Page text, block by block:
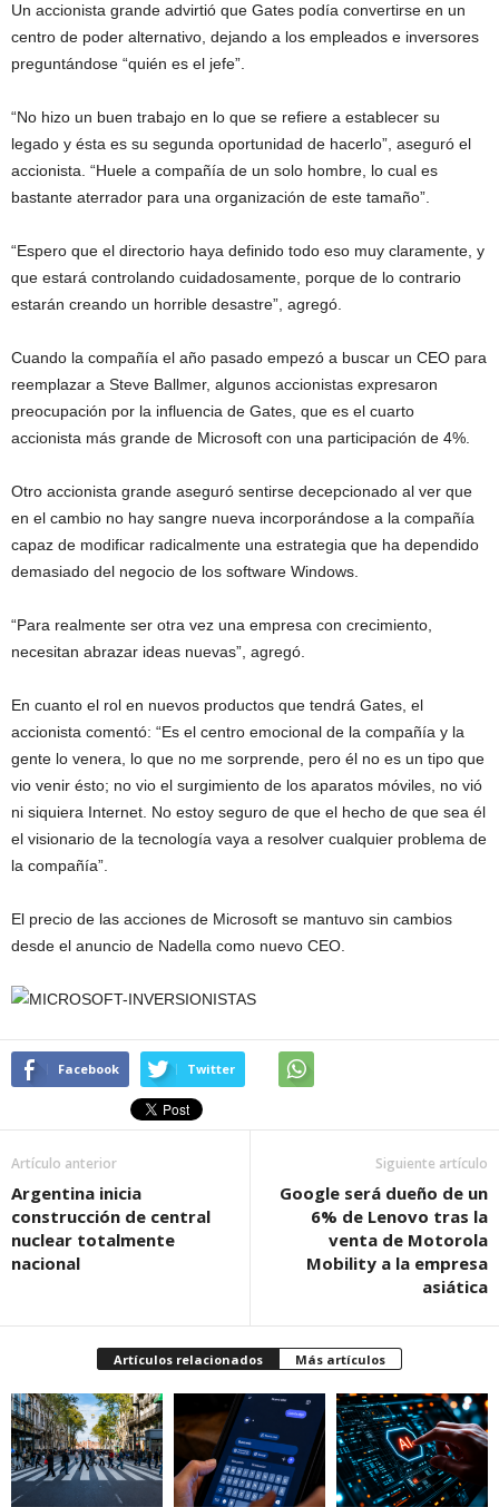
Un accionista grande advirtió que Gates podía convertirse en un
centro de poder alternativo, dejando a los empleados e inversores
preguntándose “quién es el jefe”.
“No hizo un buen trabajo en lo que se refiere a establecer su
legado y ésta es su segunda oportunidad de hacerlo”, aseguró el
accionista. “Huele a compañía de un solo hombre, lo cual es
bastante aterrador para una organización de este tamaño”.
“Espero que el directorio haya definido todo eso muy claramente, y
que estará controlando cuidadosamente, porque de lo contrario
estarán creando un horrible desastre”, agregó.
Cuando la compañía el año pasado empezó a buscar un CEO para
reemplazar a Steve Ballmer, algunos accionistas expresaron
preocupación por la influencia de Gates, que es el cuarto
accionista más grande de Microsoft con una participación de 4%.
Otro accionista grande aseguró sentirse decepcionado al ver que
en el cambio no hay sangre nueva incorporándose a la compañía
capaz de modificar radicalmente una estrategia que ha dependido
demasiado del negocio de los software Windows.
“Para realmente ser otra vez una empresa con crecimiento,
necesitan abrazar ideas nuevas”, agregó.
En cuanto el rol en nuevos productos que tendrá Gates, el
accionista comentó: “Es el centro emocional de la compañía y la
gente lo venera, lo que no me sorprende, pero él no es un tipo que
vio venir ésto; no vio el surgimiento de los aparatos móviles, no vió
ni siquiera Internet. No estoy seguro de que el hecho de que sea él
el visionario de la tecnología vaya a resolver cualquier problema de
la compañía”.
El precio de las acciones de Microsoft se mantuvo sin cambios
desde el anuncio de Nadella como nuevo CEO.
Facebook Twitter
Artículo anterior
Argentina inicia
construcción de central
nuclear totalmente
nacional
Siguiente artículo
Google será dueño de un
6% de Lenovo tras la
venta de Motorola
Mobility a la empresa
asiática
Artículos relacionados Más artículos